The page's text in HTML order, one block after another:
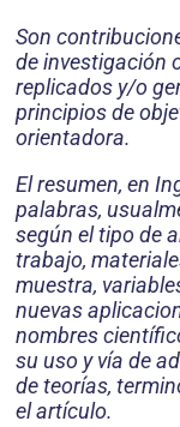
Son
de investigación
replicados y/o
principios de
orientadora.
El resumen, en
palabras,
según el tipo de
trabajo,
muestra,
nuevas
nombres
su uso y vía de
de teorías,
el artículo.